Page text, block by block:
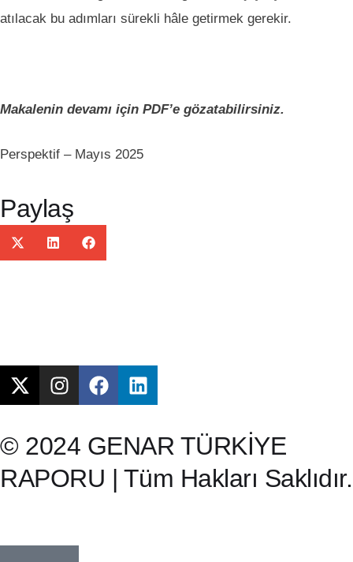
atılacak bu adımları sürekli hâle getirmek gerekir.
Makalenin devamı için PDF’e gözatabilirsiniz.
Perspektif – Mayıs 2025
Paylaş
© 2024 GENAR TÜRKİYE
RAPORU | Tüm Hakları Saklıdır.